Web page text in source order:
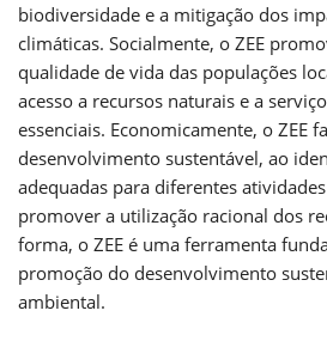
biodiversidade e a mitigação dos
climáticas. Socialmente, o ZEE
qualidade de vida das populações
acesso a recursos naturais e a
essenciais. Economicamente, o ZEE
desenvolvimento sustentável, ao
adequadas para diferentes
promover a utilização racional dos
forma, o ZEE é uma ferramenta
promoção do desenvolvimento
ambiental.